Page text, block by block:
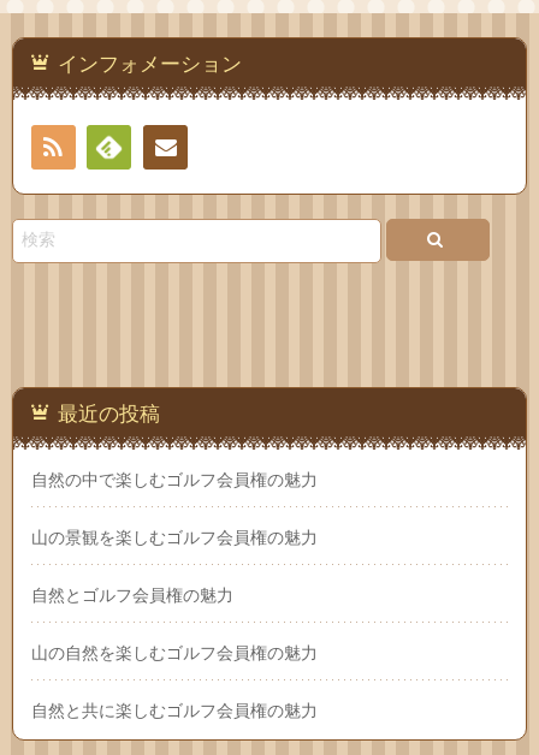
インフォメーション
RSS
Feedlyお問
最近の投稿
自然の中で楽しむゴルフ会員権の魅力
山の景観を楽しむゴルフ会員権の魅力
自然とゴルフ会員権の魅力
山の自然を楽しむゴルフ会員権の魅力
自然と共に楽しむゴルフ会員権の魅力